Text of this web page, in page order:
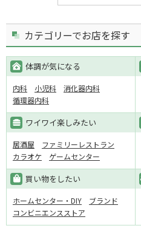
カテゴリーでお店を探す
体調が気になる
内科 小児科
消化器内科
循環器内科
ワイワイ楽しみたい
居酒屋
ファミリーレストラン
カラオケ
ゲームセンター
買い物をしたい
ホームセンター・DIY
ブランド
コンビニエンスストア